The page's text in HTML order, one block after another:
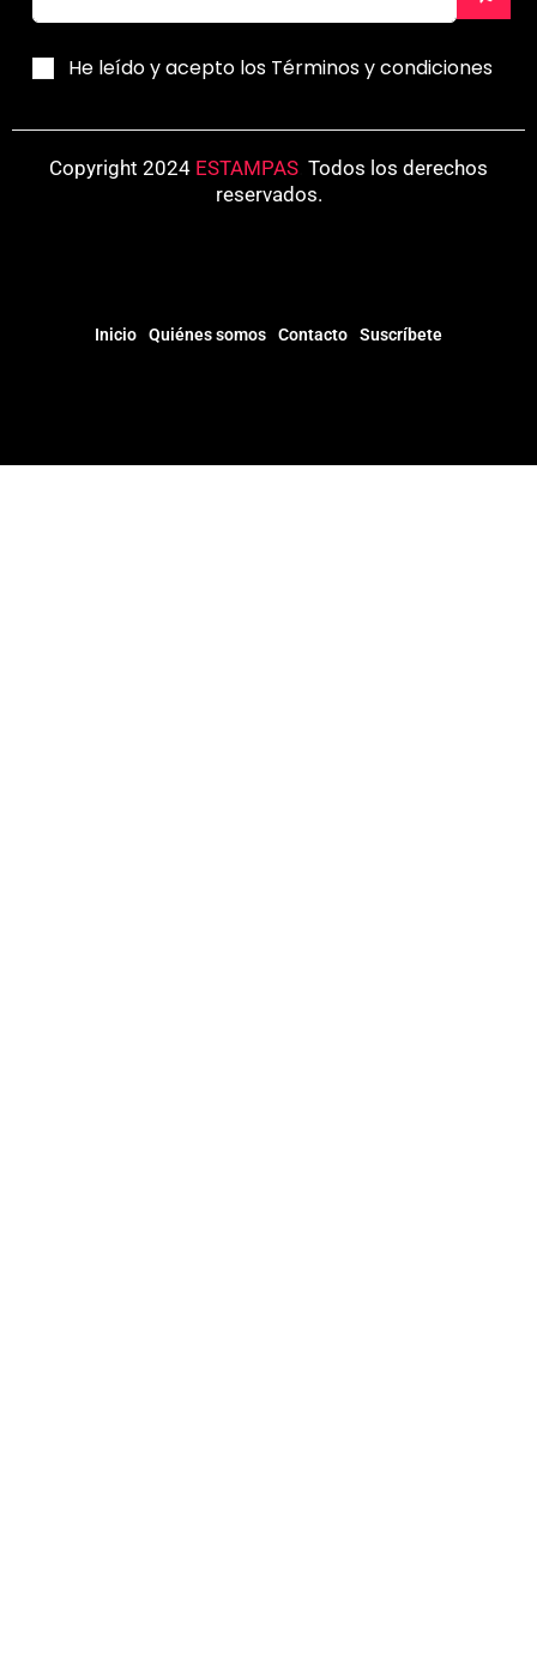
He leído y acepto los Términos y condiciones
Copyright 2024 ESTAMPAS Todos los derechos
reservados.
Inicio Quiénes somos Contacto Suscríbete